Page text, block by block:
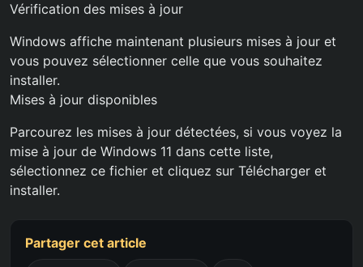
Vérification des mises à jour
Windows affiche maintenant plusieurs mises à jour et
vous pouvez sélectionner celle que vous souhaitez
installer.
Mises à jour disponibles
Parcourez les mises à jour détectées, si vous voyez la
mise à jour de Windows 11 dans cette liste,
sélectionnez ce fichier et cliquez sur Télécharger et
installer.
Partager cet article